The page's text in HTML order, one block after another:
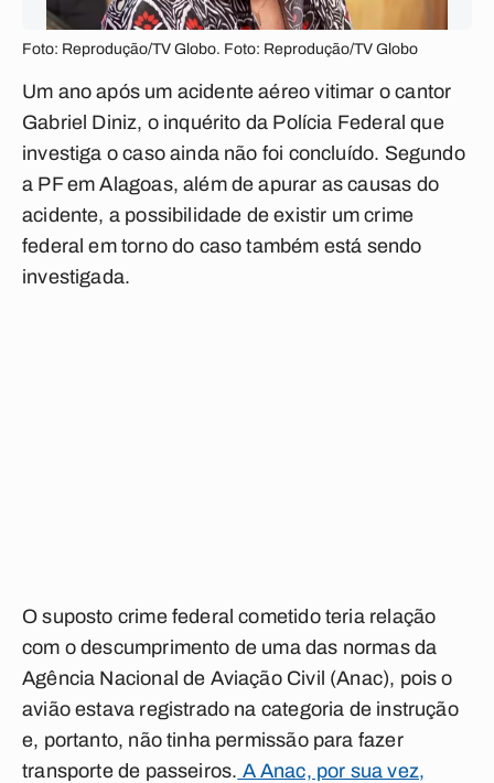
Foto: Reprodução/TV Globo. Foto: Reprodução/TV Globo
Um ano após um acidente aéreo vitimar o cantor
Gabriel Diniz, o inquérito da Polícia Federal que
investiga o caso ainda não foi concluído. Segundo
a PF em Alagoas, além de apurar as causas do
acidente, a possibilidade de existir um crime
federal em torno do caso também está sendo
investigada.
O suposto crime federal cometido teria relação
com o descumprimento de uma das normas da
Agência Nacional de Aviação Civil (Anac), pois o
avião estava registrado na categoria de instrução
e, portanto, não tinha permissão para fazer
transporte de passeiros. A Anac, por sua vez,